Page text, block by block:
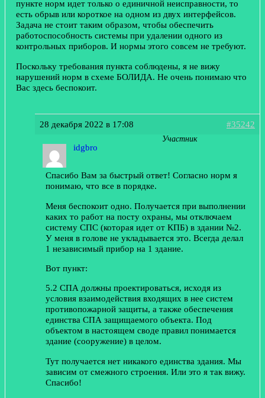
пункте норм идет только о единичной неисправности, то
есть обрыв или короткое на одном из двух интерфейсов.
Задача не стоит таким образом, чтобы обеспечить
работоспособность системы при удалении одного из
контрольных приборов. И нормы этого совсем не требуют.
Поскольку требования пункта соблюдены, я не вижу
нарушений норм в схеме БОЛИДА. Не очень понимаю что
Вас здесь беспокоит.
28 декабря 2022 в 17:08 #35242
idgbro
Участник
Спасибо Вам за быстрый ответ! Согласно норм я
понимаю, что все в порядке.
Меня беспокоит одно. Получается при выполнении
каких то работ на посту охраны, мы отключаем
систему СПС (которая идет от КПБ) в здании №2.
У меня в голове не укладывается это. Всегда делал
1 независимый прибор на 1 здание.
Вот пункт:
5.2 СПА должны проектироваться, исходя из
условия взаимодействия входящих в нее систем
противопожарной защиты, а также обеспечения
единства СПА защищаемого объекта. Под
объектом в настоящем своде правил понимается
здание (сооружение) в целом.
Тут получается нет никакого единства здания. Мы
зависим от смежного строения. Или это я так вижу.
Спасибо!